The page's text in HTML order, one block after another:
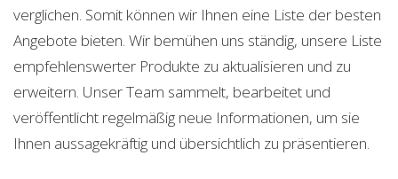
verglichen. Somit können wir Ihnen eine Liste der besten
Angebote bieten. Wir bemühen uns ständig, unsere Liste
empfehlenswerter Produkte zu aktualisieren und zu
erweitern. Unser Team sammelt, bearbeitet und
veröffentlicht regelmäßig neue Informationen, um sie
Ihnen aussagekräftig und übersichtlich zu präsentieren.